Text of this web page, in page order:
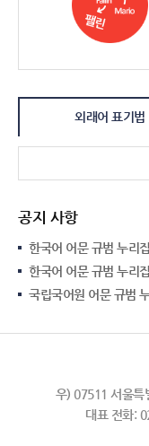
외래어 표기법
공지 사항
한국어 어문 규범 누리
한국어 어문 규범 누리
국립국어원 어문 규범
우) 07511 서울특
대표 전화: